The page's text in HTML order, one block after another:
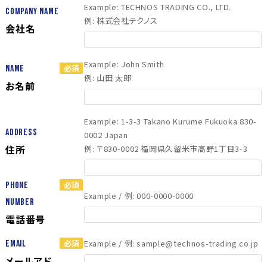
Company Name
会社名
Example: TECHNOS TRADING CO., LTD.
例: 株式会社テクノス
Name
お名前
Example: John Smith
例: 山田 太郎
Address
住所
Example: 1-3-3 Takano Kurume Fukuoka 830-
0002 Japan
例: 〒830-0002 福岡県久留米市高野1丁目3-3
Phone
Number
電話番号
Example / 例: 000-0000-0000
Email Example / 例: sample@technos-trading.co.jp